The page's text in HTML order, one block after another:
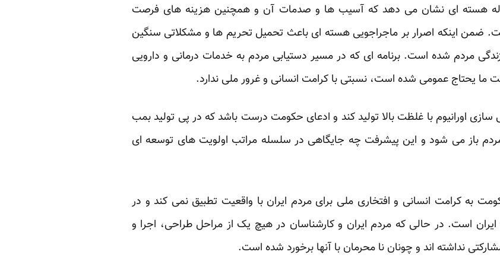
هسته ای نشان می دهد که آسیب ها و صدمات آن و همچنین هزینه های فرصت
ضمن اینکه اصرار بر ماجراجویی هسته ای باعث تحمیل تحریم ها و مشکلاتی سنگین
مردم شده است. برنامه ای که در مسیر دستیابی مردم به خدمات درمانی و دارویی
ما یحتاج عمومی شده است، نسبتی با کرامت انسانی و غرور ملی ندارد.
اورانیوم با غلظت بالا تولید کند و ادعای حکومت درست باشد که در پی تولید بمب
باز می شود و این پیشرفت چه جایگاهی در سلسله مراتب اولویت های توسعه ای
به کرامت انسانی و افتخاری ملی برای مردم ایران با واقعیت تطبیق نمی کند و در
است. در حالی که مردم ایران و کارشناسان در هیچ یک از مراحل طراحی، اجرا و
نداشته اند و چونان نا محرمان با آنها برخورد شده است.